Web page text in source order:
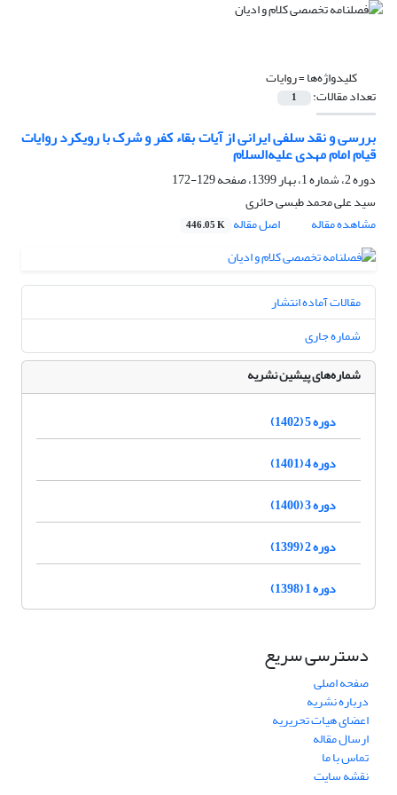
کلیدواژه‌ها =روایات
تعداد مقالات: 1
بررسی و نقد سلفی ایرانی از آیات بقاء کفر و شرک با رویکرد روایات
قیام امام مهدی علیه‌السلام
دوره 2، شماره 1، بهار 1399، صفحه
129-172
سید علی محمد طبسی حائری
مشاهده مقاله
اصل مقاله 446.05 K
مقالات آماده انتشار
شماره جاری
شماره‌های پیشین نشریه
دوره 5 (1402)
دوره 4 (1401)
دوره 3 (1400)
دوره 2 (1399)
دوره 1 (1398)
دسترسی سریع
صفحه اصلی
درباره نشریه
اعضای هیات تحریریه
ارسال مقاله
تماس با ما
نقشه سایت